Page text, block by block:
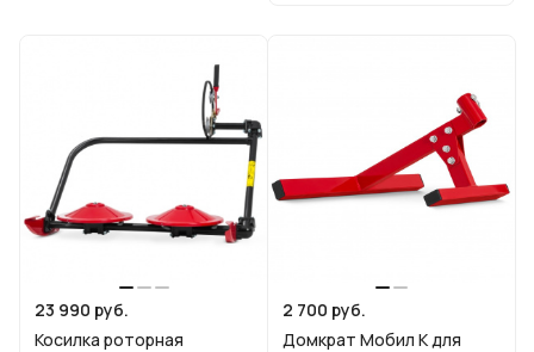
23 990 руб.
Косилка роторная
2 700 руб.
Домкрат Мобил К для